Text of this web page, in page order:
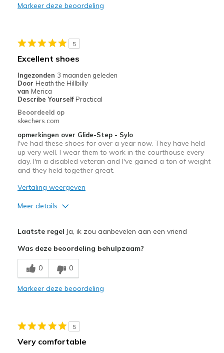
View On Shoes
Shoes are for Wearing
Markeer deze beoordeling
5
Excellent shoes
Ingezonden 3 maanden geleden
Door Heath the Hillbilly
van Merica
Describe Yourself Practical
Beoordeeld op
skechers.com
opmerkingen over Glide-Step - Sylo
I've had these shoes for over a year now. They have held
up very well. I wear them to work in the courthouse every
day. I'm a disabled veteran and I've gained a ton of weight
and they held together great.
Vertaling weergeven
Meer details
Breathe Well
Comfortable
Laatste regel Ja, ik zou aanbevelen aan een vriend
Was deze beoordeling behulpzaam?
0 0
Markeer deze beoordeling
5
Very comfortable